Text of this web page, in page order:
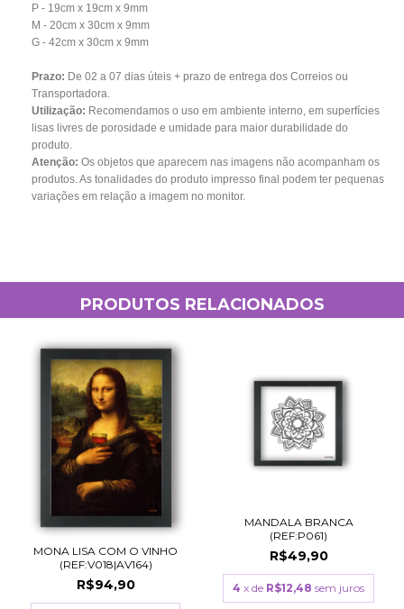
P - 19cm x 19cm x 9mm
M - 20cm x 30cm x 9mm
G - 42cm x 30cm x 9mm
Prazo: De 02 a 07 dias úteis + prazo de entrega dos Correios ou
Transportadora.
Utilização: Recomendamos o uso em ambiente interno, em superfícies
lisas livres de porosidade e umidade para maior durabilidade do
produto.
Atenção: Os objetos que aparecem nas imagens não acompanham os
produtos. As tonalidades do produto impresso final podem ter pequenas
variações em relação a imagem no monitor.
PRODUTOS RELACIONADOS
MONA LISA COM O VINHO
(REF:V018|AV164)
R$94,90
MANDALA BRANCA
(REF:P061)
R$49,90
4 x de R$12,48 sem juros